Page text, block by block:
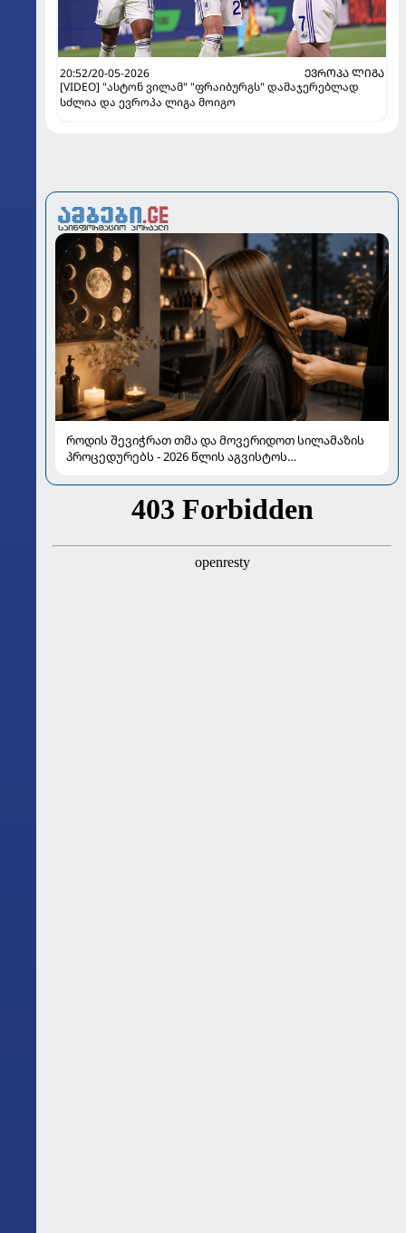
20:52/20-05-2026
ᲔᲕᲠᲝᲞᲐ ᲚᲘᲒᲐ
[VIDEO] "ასტონ ვილამ" "ფრაიბურგს" დამაჯერებლად
სძლია და ევროპა ლიგა მოიგო
როდის შევიჭრათ თმა და მოვერიდოთ სილამაზის
პროცედურებს - 2026 წლის აგვისტოს